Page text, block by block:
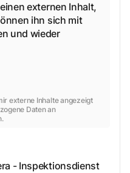
externen Inhalt,
ihn sich mit
und wieder
externe Inhalte angezeigt
Daten an
- Inspektionsdienst